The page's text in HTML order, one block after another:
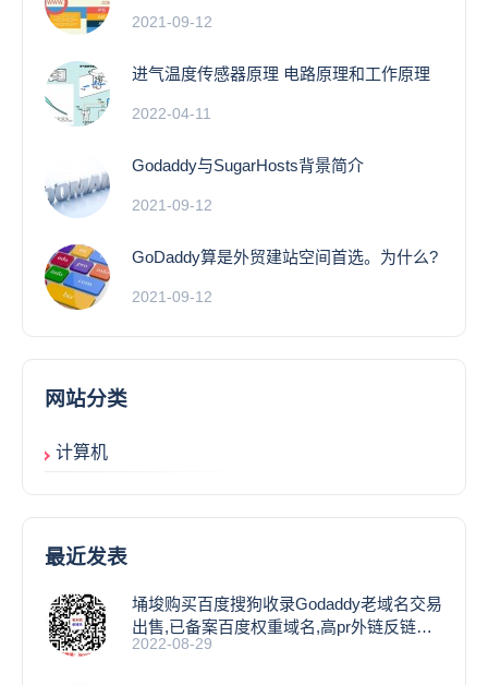
2021-09-12
进气温度传感器原理 电路原理和工作原理
2022-04-11
Godaddy与SugarHosts背景简介
2021-09-12
GoDaddy算是外贸建站空间首选。为什么?
2021-09-12
网站分类
计算机
最近发表
埇埈购买百度搜狗收录Godaddy老域名交易
出售,已备案百度权重域名,高pr外链反链域
名
2022-08-29